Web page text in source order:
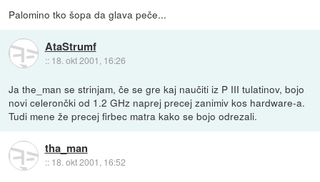
Palomino tko šopa da glava peče...
AtaStrumf
:: 18. okt 2001, 16:26
Ja the_man se strinjam, če se gre kaj naučiti iz P III tulatinov, bojo
novi celerončki od 1.2 GHz naprej precej zanimiv kos hardware-a.
Tudi mene že precej firbec matra kako se bojo odrezali.
tha_man
:: 18. okt 2001, 16:52